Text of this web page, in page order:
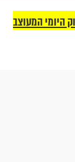
היומי המעוצב